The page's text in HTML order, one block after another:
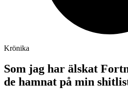
Krönika
Som jag har älskat
de hamnat på min